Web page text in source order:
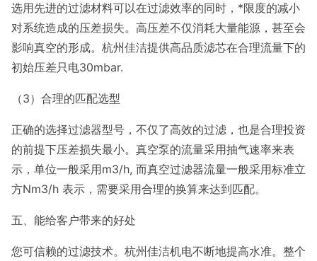
选用先进的过滤材料可以在过滤效率的同时，*限度的减小
对系统造成的压差损失。高压差不仅消耗大量能源，甚至会
影响真空的形成。杭州佳洁提供高品质滤芯在合理流量下的
初始压差只电30mbar.
（3）合理的匹配选型
正确的选择过滤器型号，不仅了高效的过滤，也是合理投资
的前提下压差损失最小。真空泵的流量采用抽气速率来表
示，单位一般采用m3/h, 而真空过滤器流量一般采用标准立
方Nm3/h 表示，需要采用合理的换算来达到匹配。
五、能给客户带来的好处
您可信赖的过滤技术。杭州佳洁机电不断地提高水准。整个